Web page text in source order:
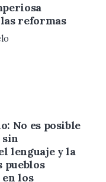
reformas
No es posible
sin
lenguaje y la
pueblos
los